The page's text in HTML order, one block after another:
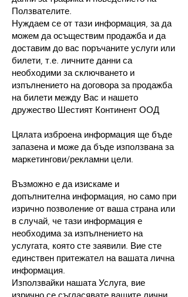
Ползвателите.
Нуждаем се от тази информация, за да
можем да осъществим продажба и да
доставим до вас поръчаните услуги или
билети, т.е. личните данни са
необходими за сключването и
изпълнението на договора за продажба
на билети между Вас и нашето
дружество Шестият Континент ООД
Цялата изброена информация ще бъде
запазена и може да бъде използвана за
маркетингови/рекламни цели.
Възможно е да изискаме и
допълнителна информация, но само при
изрично позволение от ваша страна или
в случай, че тази информация е
необходима за изпълнението на
услугата, която сте заявили. Вие сте
единствен притежател на вашата лична
информация.
Използвайки нашата Услуга, вие